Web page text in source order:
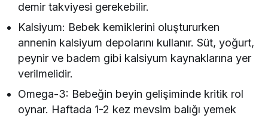
demir takviyesi gerekebilir.
Kalsiyum: Bebek kemiklerini oluştururken
annenin kalsiyum depolarını kullanır. Süt, yoğurt,
peynir ve badem gibi kalsiyum kaynaklarına yer
verilmelidir.
Omega-3: Bebeğin beyin gelişiminde kritik rol
oynar. Haftada 1-2 kez mevsim balığı yemek